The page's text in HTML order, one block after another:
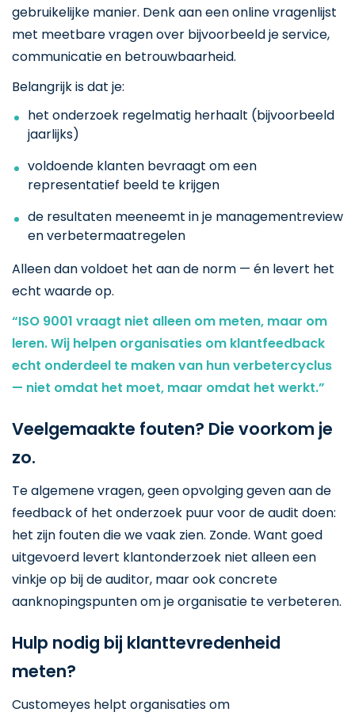
gebruikelijke manier. Denk aan een online vragenlijst
met meetbare vragen over bijvoorbeeld je service,
communicatie en betrouwbaarheid.
Belangrijk is dat je:
het onderzoek regelmatig herhaalt (bijvoorbeeld
jaarlijks)
voldoende klanten bevraagt om een
representatief beeld te krijgen
de resultaten meeneemt in je managementreview
en verbetermaatregelen
Alleen dan voldoet het aan de norm — én levert het
echt waarde op.
“ISO 9001 vraagt niet alleen om meten, maar om
leren. Wij helpen organisaties om klantfeedback
echt onderdeel te maken van hun verbetercyclus
— niet omdat het moet, maar omdat het werkt.”
Veelgemaakte fouten? Die voorkom je
zo.
Te algemene vragen, geen opvolging geven aan de
feedback of het onderzoek puur voor de audit doen:
het zijn fouten die we vaak zien. Zonde. Want goed
uitgevoerd levert klantonderzoek niet alleen een
vinkje op bij de auditor, maar ook concrete
aanknopingspunten om je organisatie te verbeteren.
Hulp nodig bij klanttevredenheid
meten?
Customeyes helpt organisaties om